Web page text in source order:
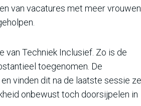
van vacatures met meer vrouwen
Techniek Inclusief. Zo is de
toegenomen. De
vinden dit na de laatste sessie
onbewust toch doorsijpelen in